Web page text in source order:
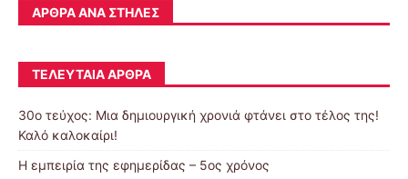
ΆΡΘΡΑ ΑΝΆ ΣΤΉΛΕΣ
ΤΕΛΕΥΤΑΊΑ ΆΡΘΡΑ
30o τεύχος: Μια δημιουργική χρονιά φτάνει στο τέλος της!
Καλό καλοκαίρι!
Η εμπειρία της εφημερίδας – 5ος χρόνος